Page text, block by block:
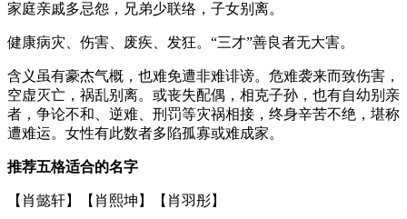
家庭亲戚多忌怨，兄弟少联络，子女别离。
健康病灾、伤害、废疾、发狂。“三才”善良者无大害。
含义 虽有豪杰气概，也难免遭非难诽谤。危难袭来而致伤害，
空虚灭亡，祸乱别离。或丧失配偶，相克子孙，也有自幼别亲
者，争论不和、逆难、刑罚等灾祸相接，终身辛苦不绝，堪称
遭难运。女性有此数者多陷孤寡或难成家。
推荐五格适合的名字
【 肖懿轩】【 肖熙坤 】【 肖羽彤】